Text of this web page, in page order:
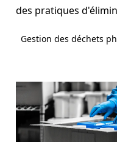
des pratiques
Gestion des déchets